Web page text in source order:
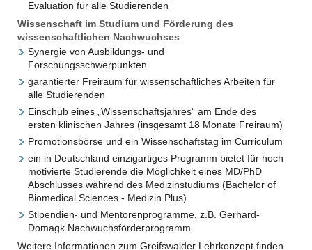
Evaluation für alle Studierenden
Wissenschaft im Studium und Förderung des
wissenschaftlichen Nachwuchses
Synergie von Ausbildungs- und
Forschungsschwerpunkten
garantierter Freiraum für wissenschaftliches Arbeiten für
alle Studierenden
Einschub eines „Wissenschaftsjahres“ am Ende des
ersten klinischen Jahres (insgesamt 18 Monate Freiraum)
Promotionsbörse und ein Wissenschaftstag im Curriculum
ein in Deutschland einzigartiges Programm bietet für hoch
motivierte Studierende die Möglichkeit eines MD/PhD
Abschlusses während des Medizinstudiums (Bachelor of
Biomedical Sciences - Medizin Plus).
Stipendien- und Mentorenprogramme, z.B. Gerhard-
Domagk Nachwuchsförderprogramm
Weitere Informationen zum Greifswalder Lehrkonzept finden